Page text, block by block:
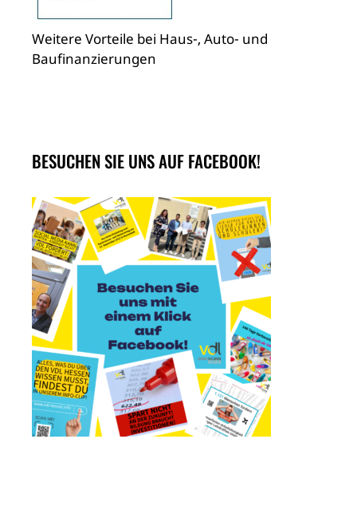
Weitere Vorteile bei Haus-, Auto- und
Baufinanzierungen
BESUCHEN SIE UNS AUF FACEBOOK!